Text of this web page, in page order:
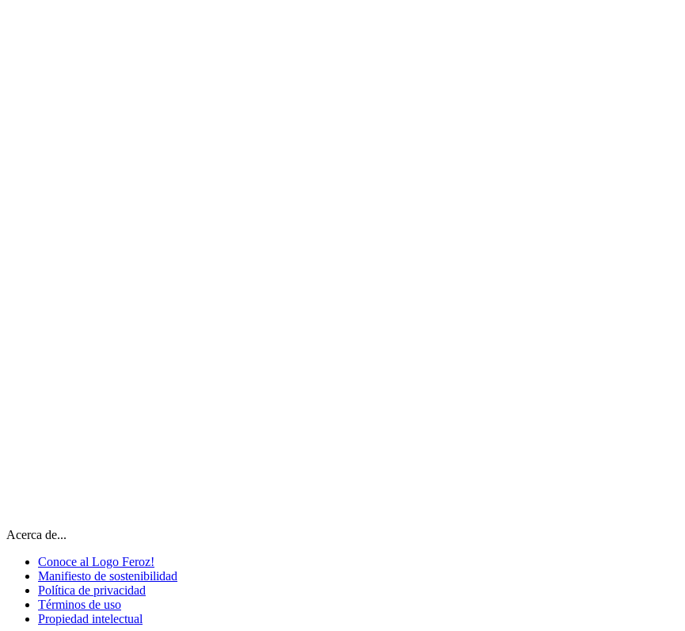
Acerca de...
Conoce al Logo Feroz!
Manifiesto de sostenibilidad
Política de privacidad
Términos de uso
Propiedad intelectual